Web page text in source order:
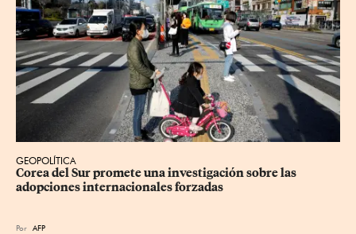
GEOPOLÍTICA
Corea del Sur promete una investigación sobre las
adopciones internacionales forzadas
Por AFP